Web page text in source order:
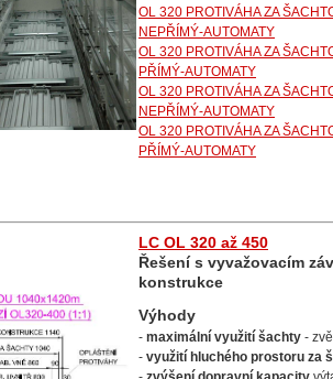
OL 320 PROTIVÁHA ZA
NEPŘÍMÝ-AUTOMATY
OL 320 PROTIVÁHA ZA
PŘÍMÝ-AUTOMATY
OL 320 PROTIVÁHA ZA
NEPŘÍMÝ-AUTOMATY
OL 320 PROTIVÁHA ZA
PŘÍMÝ-AUTOMATY
LC OL 320 až 450
Řešení s vyvažovacím
konstrukce
Výhody
- maximální využití šachty -
- využití hluchého prostoru za